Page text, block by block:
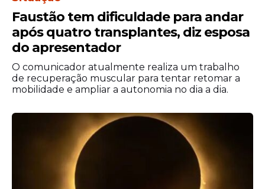
médica após o uso de medicamentos e
suplementos alimentares que contêm
cúrcumaestão:
Faustão tem dificuldade para andar
após quatro transplantes, diz esposa
do apresentador
O comunicador atualmente realiza um trabalho
de recuperação muscular para tentar retomar a
mobilidade e ampliar a autonomia no dia a dia.